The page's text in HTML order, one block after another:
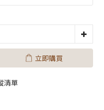
立即購買
清單